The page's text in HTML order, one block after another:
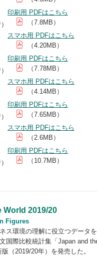
印刷用 PDFはこちら
（7.8MB）
スマホ用 PDFはこちら
（4.20MB）
印刷用 PDFはこちら
（7.78MB）
スマホ用 PDFはこちら
（4.14MB）
印刷用 PDFはこちら
（7.65MB）
スマホ用 PDFはこちら
（2.6MB）
印刷用 PDFはこちら
（10.7MB）
World 2019/20
Figures
ス環境の理解に役立つデータ
国際比較統計集「Japan and
（2019/20年）を発売した。